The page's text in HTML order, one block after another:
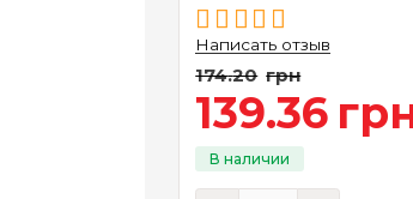
Написать отзыв
174.20 грн
139.36